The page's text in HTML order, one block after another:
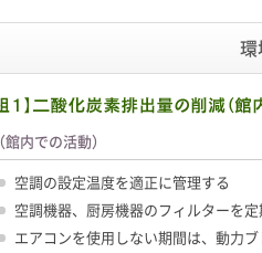
（館内での活動）
空調の設定温度を適正に管理する
空調機器、厨房機器のフィルターを
エアコンを使用しない期間は、動力